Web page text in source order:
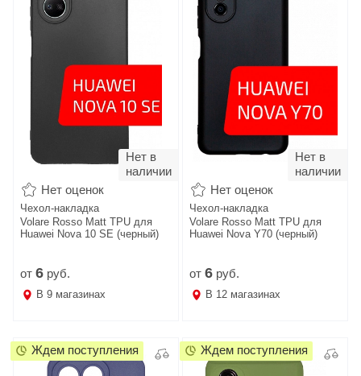
Нет в
наличии
Нет оценок
Чехол-накладка
Volare Rosso Matt TPU для
Huawei Nova 10 SE (черный)
от 6 руб.
В 9 магазинах
Нет в
наличии
Нет оценок
Чехол-накладка
Volare Rosso Matt TPU для
Huawei Nova Y70 (черный)
от 6 руб.
В 12 магазинах
Ждем поступления Ждем поступления